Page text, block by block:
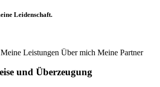
Leidenschaft.
Meine Leistungen Über mich Meine Partner
und Überzeugung